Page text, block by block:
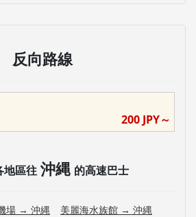
反向路線
200 JPY～
地區往 沖縄 的高速巴士
場 → 沖縄 美麗海水族館 → 沖縄